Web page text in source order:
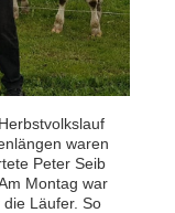
waren
Peter Seib
Montag war
Läufer. So